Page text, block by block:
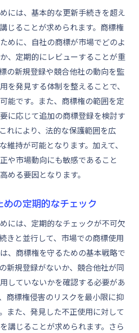
には、基本的な更新手続きを超え
じることが求められます。商標権
めに、自社の商標が市場でどのよ
、定期的にレビューすることが重
の新規登録や競合他社の動向を監
を発見する体制を整えることで、
能です。また、商標権の範囲を定
に応じて追加の商標登録を検討す
れにより、法的な保護範囲を広
維持が可能となります。加えて、
や市場動向にも敏感であること
める要因となります。
の定期的なチェック
には、定期的なチェックが不可欠
きと並行して、市場での商標使用
、商標権を守るための基本戦略で
新規登録がないか、競合他社が同
していないかを確認する必要があ
商標権侵害のリスクを最小限に抑
また、発見した不正使用に対して
講じることが求められます。さら